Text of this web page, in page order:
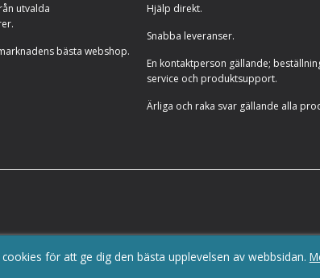
för att ge dig den bästa upplevelsen av webbsidan.
utvalda
bästa webshop.
Hjälp direkt.
Snabba leveranser.
En kontaktperson gällande;
service och produktsupport.
Ärliga och raka svar gällande alla